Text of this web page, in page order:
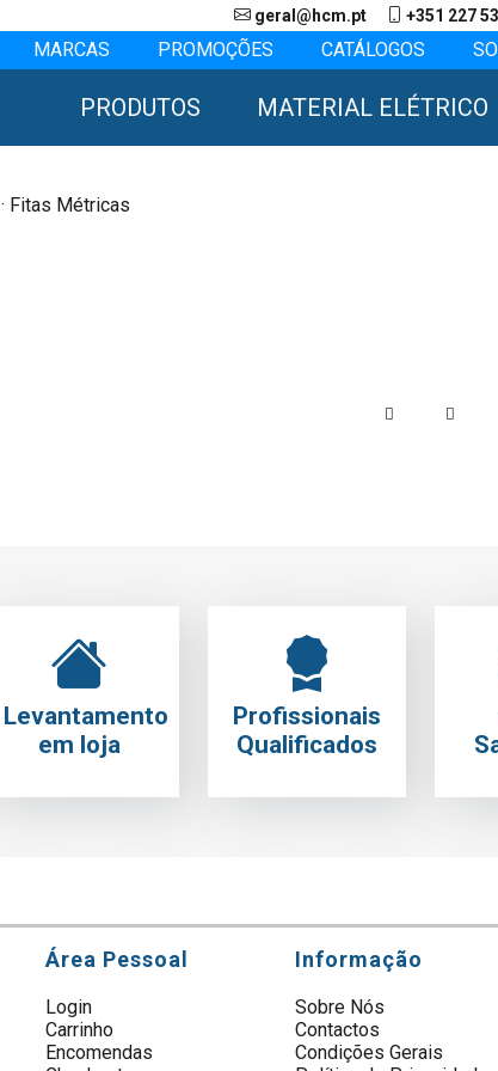
geral@hcm.pt +351 227
MARCAS
PROMOÇÕES CATÁLOGOS
PRODUTOS MATERIAL ELÉTRICO
· Fitas Métricas
Levantamento
em loja
Profissionais
Qualificados
Área Pessoal
Login
Carrinho
Encomendas
Informação
Sobre Nós
Contactos
Condições Gerais